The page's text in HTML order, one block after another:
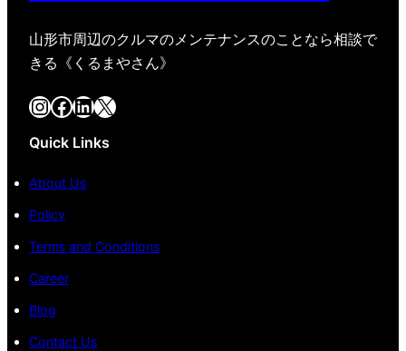
山形市周辺のクルマのメンテナンスのことなら相談で
きる《くるまやさん》
InstagramFacebook LinkedIn X
Quick Links
About Us
Policy
Terms and Conditions
Career
Blog
Contact Us